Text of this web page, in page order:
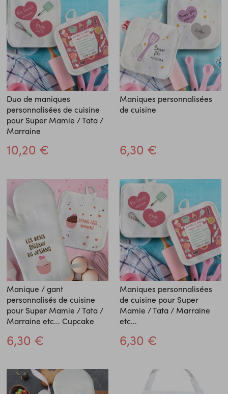
Duo de maniques
personnalisées de cuisine
pour Super Mamie / Tata /
Marraine
10,20 €
Maniques personnalisées
de cuisine
6,30 €
Manique / gant
personnalisés de cuisine
pour Super Mamie / Tata /
Marraine etc... Cupcake
6,30 €
Maniques personnalisées
de cuisine pour Super
Mamie / Tata / Marraine
etc...
6,30 €